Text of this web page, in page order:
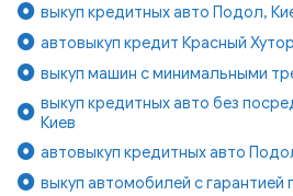
выкуп кредитных авто Подол,
автовыкуп кредит Красный
выкуп машин с минимальными
выкуп кредитных авто без
Киев
автовыкуп кредитных авто
выкуп автомобилей с гарантией